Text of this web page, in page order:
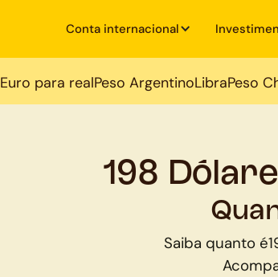
Conta internacional
Euro para realPeso ArgentinoLibraPeso
198
Saiba quanto é